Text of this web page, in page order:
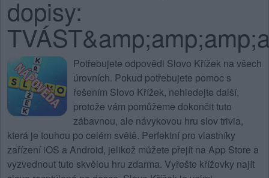
dopisy:
Potřebujete odpovědi Slovo Křížek na všech
úrovních. Pokud potřebujete pomoc s
řešením Slovo Křížek, nehledejte další,
protože vám pomůžeme dokončit tuto
zábavnou, ale návykovou hru slov trivia,
která je touhou po celém světě. Perfektní pro vlastníky
zařízení iOS a Android, jelikož můžete přejít na App Store a
vyzvednout tuto skvělou hru zdarma. Vyřešte křížovky najít